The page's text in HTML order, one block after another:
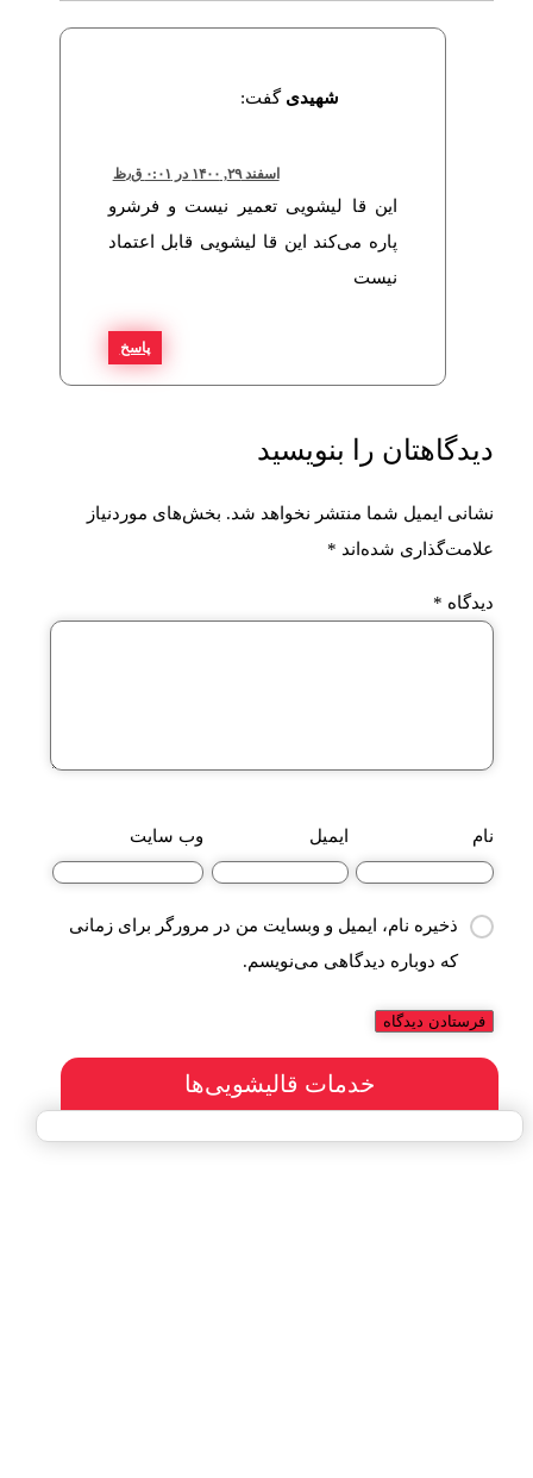
شهیدی گفت:
اسفند ۲۹, ۱۴۰۰ در ۰:۰۱ ق٫ظ
این قا لیشویی تعمیر نیست و فرشرو
پاره می‌کند این قا لیشویی قابل‌ اعتماد
نیست
پاسخ
دیدگاهتان را بنویسید
نشانی ایمیل شما منتشر نخواهد شد. بخش‌های موردنیاز
علامت‌گذاری شده‌اند *
دیدگاه *
نام ایمیل وب‌ سایت
ذخیره نام، ایمیل و وبسایت من در مرورگر برای زمانی
که دوباره دیدگاهی می‌نویسم.
خدمات قالیشویی‌ها